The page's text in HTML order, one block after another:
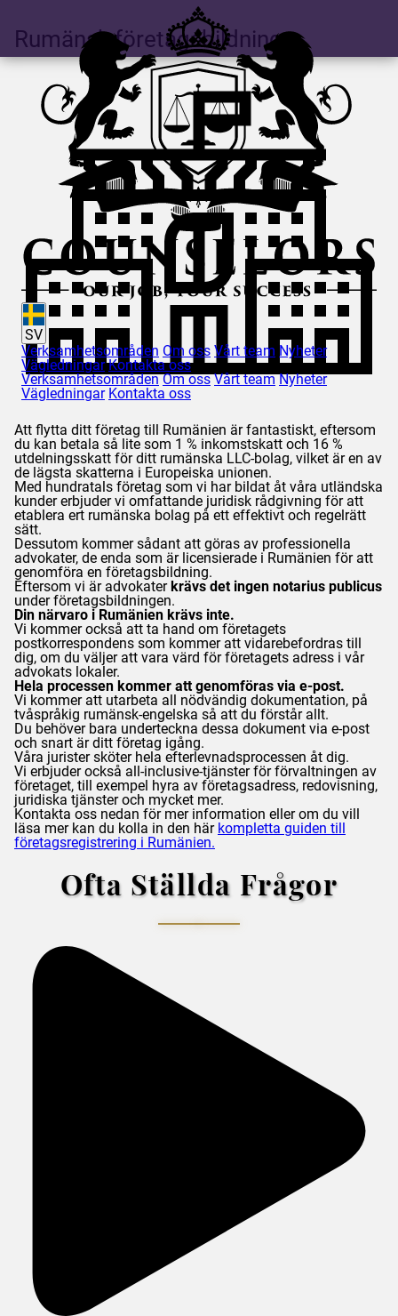
SV
Verksamhetsområden Om oss Vårt team Nyheter
Vägledningar Kontakta oss
Verksamhetsområden Om oss Vårt team Nyheter
Vägledningar Kontakta oss
Rumänsk företagsbildning
Att flytta ditt företag till Rumänien är fantastiskt, eftersom
du kan betala så lite som 1 % inkomstskatt och 16 %
utdelningsskatt för ditt rumänska LLC-bolag, vilket är en av
de lägsta skatterna i Europeiska unionen.
Med hundratals företag som vi har bildat åt våra utländska
kunder erbjuder vi omfattande juridisk rådgivning för att
etablera ert rumänska bolag på ett effektivt och regelrätt
sätt.
Dessutom kommer sådant att göras av professionella
advokater, de enda som är licensierade i Rumänien för att
genomföra en företagsbildning.
Eftersom vi är advokaterkrävs det ingen notarius publicus
under företagsbildningen.
Din närvaro i Rumänien krävs inte.
Vi kommer också att ta hand om företagets
postkorrespondens som kommer att vidarebefordras till
dig, om du väljer att vara värd för företagets adress i vår
advokats lokaler.
Hela processen kommer att genomföras via e-post.
Vi kommer att utarbeta all nödvändig dokumentation, på
tvåspråkig rumänsk-engelska så att du förstår allt.
Du behöver bara underteckna dessa dokument via e-post
och snart är ditt företag igång.
Våra jurister sköter hela efterlevnadsprocessen åt dig.
Vi erbjuder också all-inclusive-tjänster för förvaltningen av
företaget, till exempel hyra av företagsadress, redovisning,
juridiska tjänster och mycket mer.
Kontakta oss nedan för mer information eller om du vill
läsa mer kan du kolla in den här kompletta guiden till
företagsregistrering i Rumänien.
Ofta Ställda Frågor